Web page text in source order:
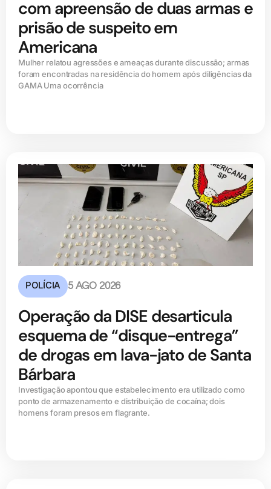
com apreensão de duas armas e
prisão de suspeito em
Americana
Mulher relatou agressões e ameaças durante discussão; armas
foram encontradas na residência do homem após diligências da
GAMA Uma ocorrência
POLÍCIA 5 AGO 2026
Operação da DISE desarticula
esquema de “disque-entrega”
de drogas em lava-jato de Santa
Bárbara
Investigação apontou que estabelecimento era utilizado como
ponto de armazenamento e distribuição de cocaína; dois
homens foram presos em flagrante.